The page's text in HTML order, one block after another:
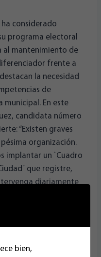
considerado
programa electoral
al mantenimiento de
frente a
la necesidad
de
municipal. En este
candidata número
“Existen graves
organización.
implantar un `Cuadro
que registre,
diariamente
deterioro de
bien,